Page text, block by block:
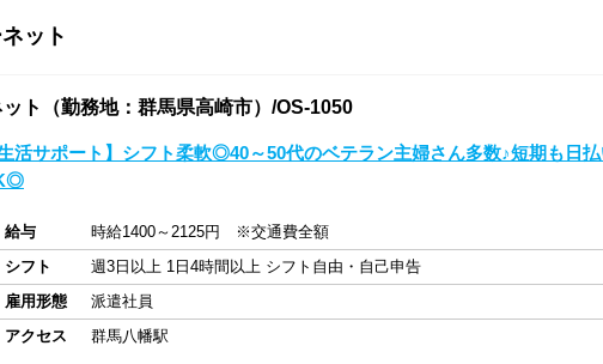
ット
ト（勤務地：群馬県高崎市）/OS-1050
生活サポート】シフト柔軟◎40～50代のベテラン主婦さん多数♪短期も日
給与
時給1400～2125円 ※交通費全額
シフト
週3日以上 1日4時間以上 シフト自由・自己申告
雇用形態
派遣社員
アクセス
群馬八幡駅